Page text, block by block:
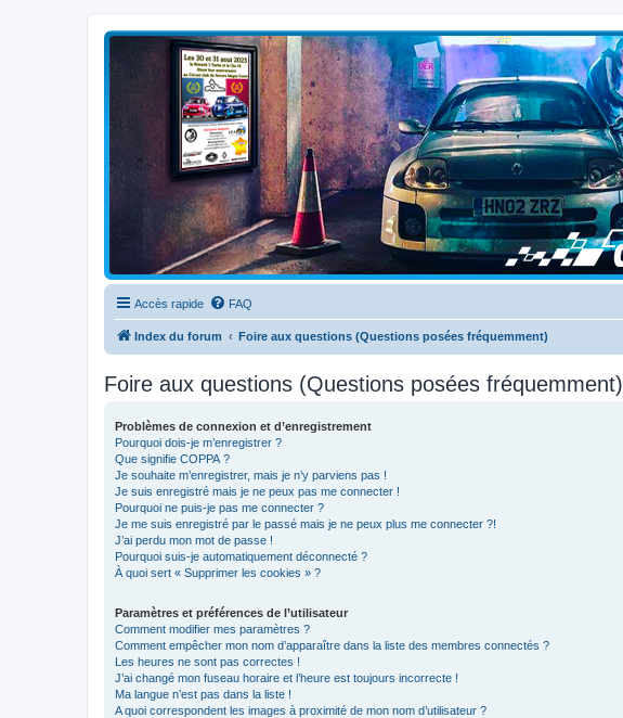
Clio V6 Passion
Le site français des passionnés de Clio V6
Accès rapide FAQ
Index du forum Foire aux questions (Questions posées fréquemment)
Foire aux questions (Questions posées fréquemment)
Problèmes de connexion et d’enregistrement
Pourquoi dois-je m’enregistrer ?
Que signifie COPPA ?
Je souhaite m’enregistrer, mais je n’y parviens pas !
Je suis enregistré mais je ne peux pas me connecter !
Pourquoi ne puis-je pas me connecter ?
Je me suis enregistré par le passé mais je ne peux plus me connecter ?!
J’ai perdu mon mot de passe !
Pourquoi suis-je automatiquement déconnecté ?
À quoi sert « Supprimer les cookies » ?
Paramètres et préférences de l’utilisateur
Comment modifier mes paramètres ?
Comment empêcher mon nom d’apparaître dans la liste des membres connectés ?
Les heures ne sont pas correctes !
J’ai changé mon fuseau horaire et l’heure est toujours incorrecte !
Ma langue n’est pas dans la liste !
A quoi correspondent les images à proximité de mon nom d’utilisateur ?